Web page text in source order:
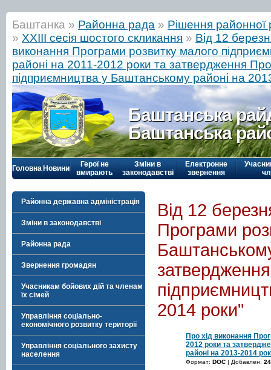
Баштанка » Районна рада » Рішення районної
» ХХІІІ сесія шостого скликання » Від 12
виконання Програми розвитку малого
районі на 2011-2012 роки та затвердження
підприємництва у Баштанському районі на
Баштанська
Баштанська
Головна Новини
Герої не
вмирають
Зміни в
законодавстві
Електронне
звернення
Районна державна адміністрація
Зміни в законодавстві
Районна рада
Звернення громадян
Учасникам бойових дій та членам
їх сімей
Управління соціально-
економічного розвитку території
Управління соціального захисту
населення
Від 12
Програми
2014 роки"
Про хід виконання
2012 роки та
районі на 2013-2014
Формат: DOC | Добавлен: